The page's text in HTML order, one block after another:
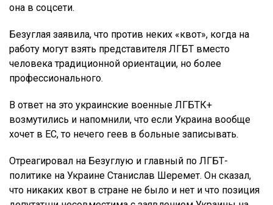
она в соцсети.
Безуглая заявила, что против неких «квот», когда на
работу могут взять представителя ЛГБТ вместо
человека традиционной ориентации, но более
профессионального.
В ответ на это украинские военные ЛГБТК+
возмутились и напомнили, что если Украина вообще
хочет в ЕС, то нечего геев в больные записывать.
Отреагировал на Безуглую и главный по ЛГБТ-
политике на Украине Станислав Шеремет. Он сказал,
что никаких квот в стране не было и нет и что позиция